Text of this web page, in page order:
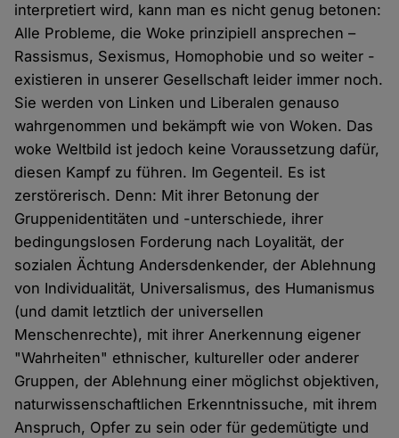
interpretiert wird, kann man es nicht genug betonen:
Alle Probleme, die Woke prinzipiell ansprechen –
Rassismus, Sexismus, Homophobie und so weiter -
existieren in unserer Gesellschaft leider immer noch.
Sie werden von Linken und Liberalen genauso
wahrgenommen und bekämpft wie von Woken. Das
woke Weltbild ist jedoch keine Voraussetzung dafür,
diesen Kampf zu führen. Im Gegenteil. Es ist
zerstörerisch. Denn: Mit ihrer Betonung der
Gruppenidentitäten und -unterschiede, ihrer
bedingungslosen Forderung nach Loyalität, der
sozialen Ächtung Andersdenkender, der Ablehnung
von Individualität, Universalismus, des Humanismus
(und damit letztlich der universellen
Menschenrechte), mit ihrer Anerkennung eigener
"Wahrheiten" ethnischer, kultureller oder anderer
Gruppen, der Ablehnung einer möglichst objektiven,
naturwissenschaftlichen Erkenntnissuche, mit ihrem
Anspruch, Opfer zu sein oder für gedemütigte und